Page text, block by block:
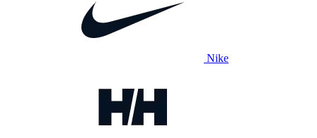
Nike